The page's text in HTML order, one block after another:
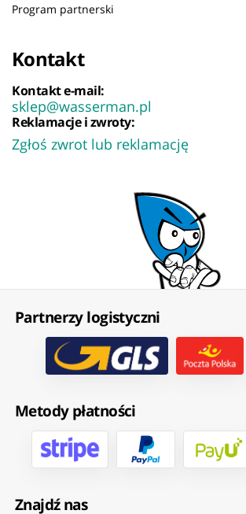
Program partnerski
Kontakt
Kontakt e-mail:
sklep@wasserman.pl
Reklamacje i zwroty:
Zgłoś zwrot lub reklamację
Partnerzy logistyczni
Metody płatności
Znajdź nas